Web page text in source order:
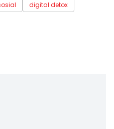
digital detox